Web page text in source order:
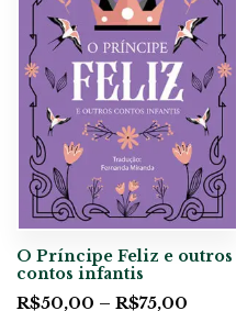
O Príncipe Feliz e outros
contos infantis
R$50,00 – R$75,00